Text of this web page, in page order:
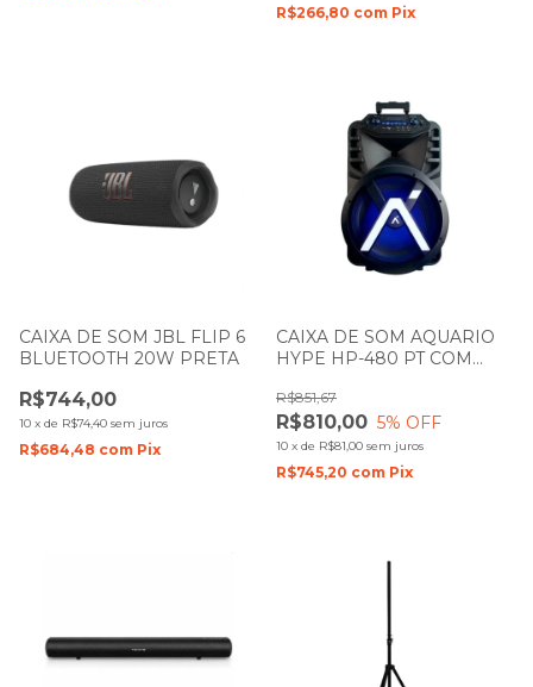
R$266,80 com Pix
CAIXA DE SOM JBL FLIP 6
BLUETOOTH 20W PRETA
R$744,00
10 x de R$74,40 sem juros
R$684,48 com Pix
CAIXA DE SOM AQUARIO
HYPE HP-480 PT COM
R$810,00
R$851,67
5% OFF
10 x de R$81,00 sem juros
R$745,20 com Pix